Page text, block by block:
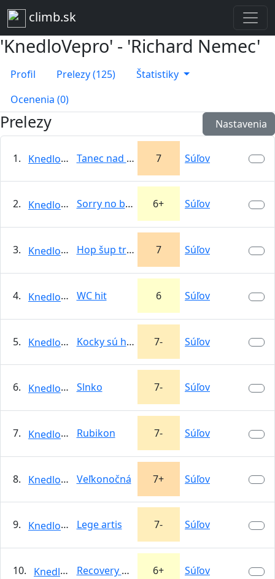
climb.sk
'KnedloVepro' - 'Richard Nemec'
Profil Prelezy (125)
Štatistiky
Ocenenia (0)
Prelezy Nastavenia
1. KnedloVepro Tanec nad plačom 7 Súľov
2. KnedloVepro Sorry no bonus 6+ Súľov
3. KnedloVepro Hop šup tralala 7 Súľov
4. KnedloVepro WC hit 6 Súľov
5. KnedloVepro Kocky sú hodené 7- Súľov
6. KnedloVepro Slnko 7- Súľov
7. KnedloVepro Rubikon 7- Súľov
8. KnedloVepro Veľkonočná 7+ Súľov
9. KnedloVepro Lege artis 7- Súľov
10. KnedloVepro Recovery point 6+ Súľov